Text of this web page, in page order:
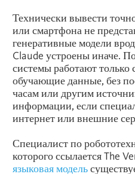
Технически вывести
или смартфона не
генеративные модели
Claude устроены иначе.
системы работают только
обучающие данные, без
часам или другим
информации, если
интернет или внешние
Специалист по
которого ссылается The
языковая модель